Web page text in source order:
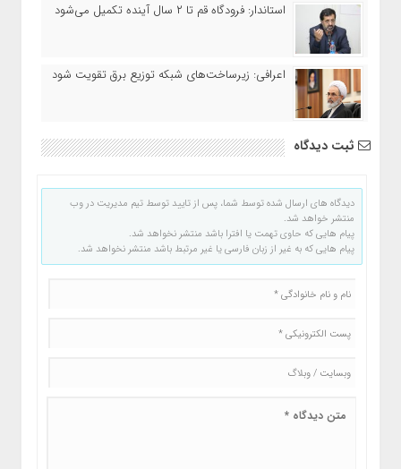
استاندار: فرودگاه قم تا ۲ سال آینده تکمیل می‌شود
اعرافی: زیرساخت‌های شبکه توزیع برق تقویت شود
ثبت دیدگاه
دیدگاه های ارسال شده توسط شما، پس از تایید توسط تیم مدیریت در وب
منتشر خواهد شد.
پیام هایی که حاوی تهمت یا افترا باشد منتشر نخواهد شد.
پیام هایی که به غیر از زبان فارسی یا غیر مرتبط باشد منتشر نخواهد شد.